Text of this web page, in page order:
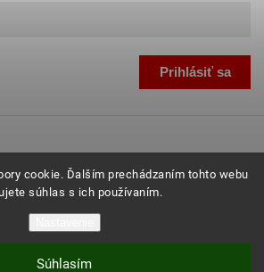
cookie. Ďalším prechádzaním tohto webu
súhlas s ich používaním.
Súhlasím
Prihlásiť sa
Vytvoril Shoptet
Favab.sk. Všetky práva vyhradené.
návrh vytvořil a nakódoval